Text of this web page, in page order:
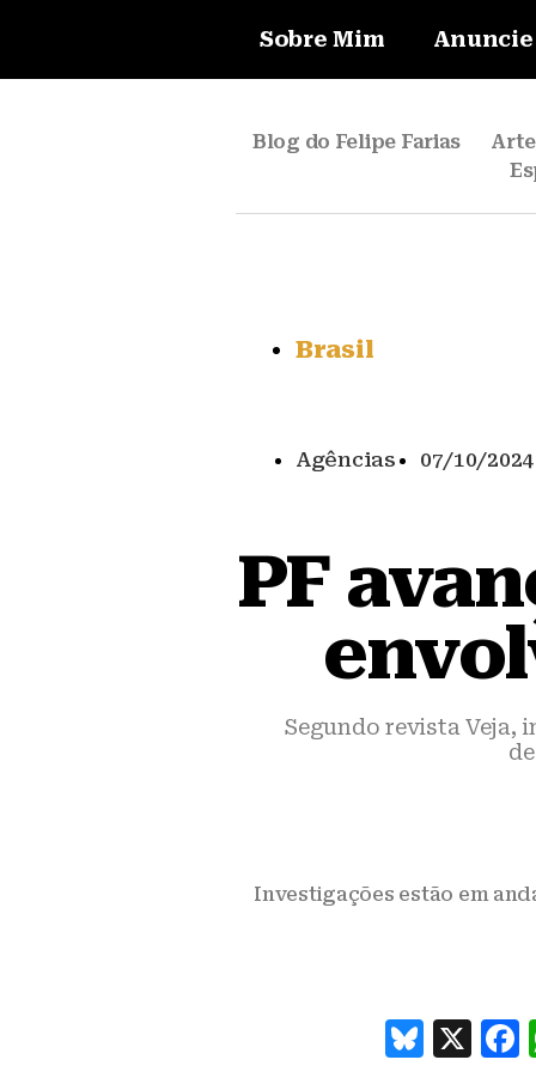
Sobre Mim Anuncie
Blog do Felipe Farias
Arte
Brasil
Agências 07/10/2024
PF
Segundo revista Veja,
Investigações estão em
B
X